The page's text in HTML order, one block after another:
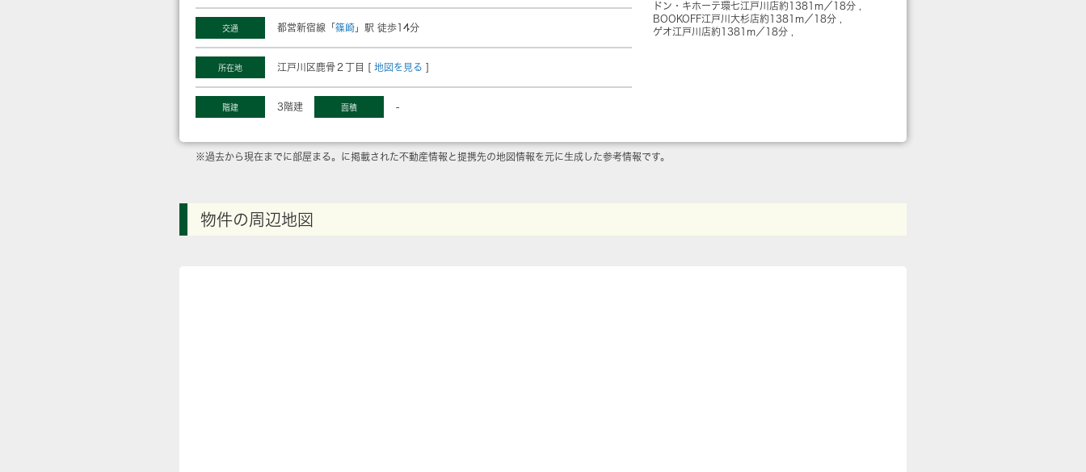
交通 都営新宿線「 篠崎 」駅 徒歩14分
所在地 江戸川区鹿骨２丁目 [ 地図を見る ]
階建 3階建 面積 -
ドン・キホーテ環七江戸川店約1381m／18分
BOOKOFF江戸川大杉店約1381m／18分
ゲオ江戸川店約1381m／18分
※過去から現在までに部屋まる。に掲載された不動産情報と提携先の地図情報を元に生成した参考情報です。
物件の周辺地図